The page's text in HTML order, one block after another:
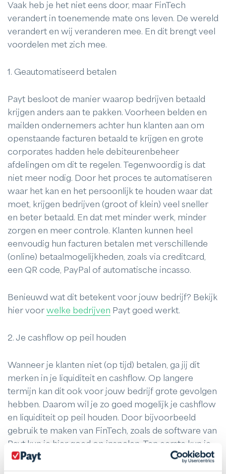
Vaak heb je het niet eens door, maar FinTech
verandert in toenemende mate ons leven. De wereld
verandert en wij veranderen mee. En dit brengt veel
voordelen met zich mee.
1. Geautomatiseerd betalen
Payt besloot de manier waarop bedrijven betaald
krijgen anders aan te pakken. Voorheen belden en
mailden ondernemers achter hun klanten aan om
openstaande facturen betaald te krijgen en grote
corporates hadden hele debiteurenbeheer
afdelingen om dit te regelen. Tegenwoordig is dat
niet meer nodig. Door het proces te automatiseren
waar het kan en het persoonlijk te houden waar dat
moet, krijgen bedrijven (groot of klein) veel sneller
en beter betaald. En dat met minder werk, minder
zorgen en meer controle. Klanten kunnen heel
eenvoudig hun facturen betalen met verschillende
(online) betaalmogelijkheden, zoals via creditcard,
een QR code, PayPal of automatische incasso.
Benieuwd wat dit betekent voor jouw bedrijf? Bekijk
hier voor welke bedrijven Payt goed werkt.
2. Je cashflow op peil houden
Wanneer je klanten niet (op tijd) betalen, ga jij dit
merken in je liquiditeit en cashflow. Op langere
termijn kan dit ook voor jouw bedrijf grote gevolgen
hebben. Daarom wil je zo goed mogelijk je cashflow
en liquiditeit op peil houden. Door bijvoorbeeld
gebruik te maken van FinTech, zoals de software van
Payt kun je hier goed op inspelen. Ten eerste kun je
op factuurniveau blijven communiceren met je klant.